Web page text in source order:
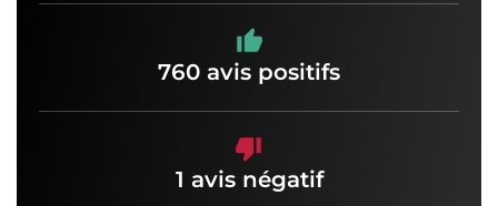
760 avis positifs
1 avis négatif